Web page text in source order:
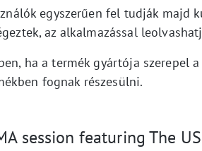
egyszerűen fel tudják majd
az alkalmazással
ha a termék gyártója szerepel
fognak részesülni.
session featuring The